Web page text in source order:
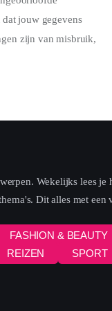
jouw gegevens
zijn van misbruik,
Wekelijks lees je
Dit alles met een
FASHION & BEAUTY
REIZEN
SPORT